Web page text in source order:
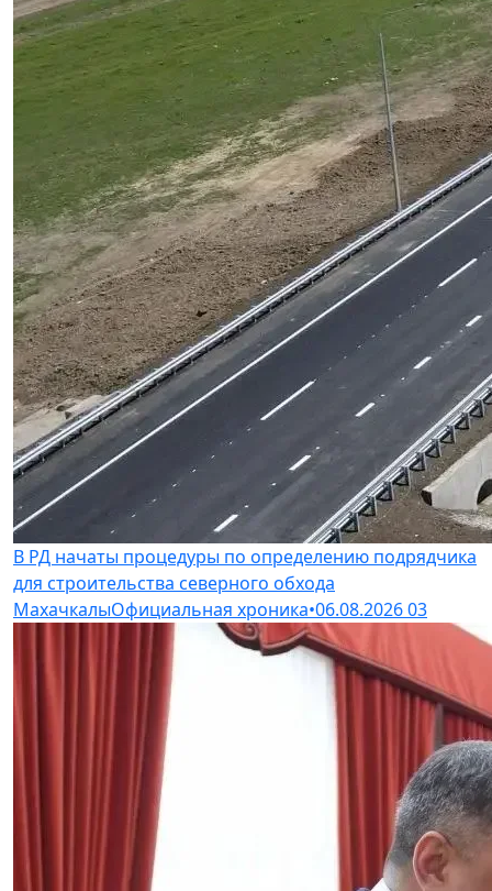
В РД начаты процедуры по определению подрядчика
для строительства северного обхода
МахачкалыОфициальная хроника•06.08.202603